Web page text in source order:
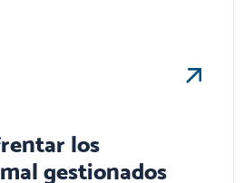
los
gestionados